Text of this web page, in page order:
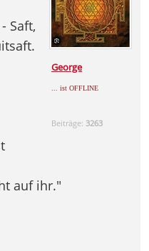
George
... ist OFFLINE
Beiträge: 3263
Saft,
auf ihr."